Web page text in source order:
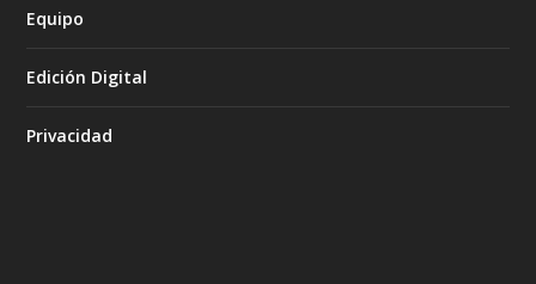
Equipo
Edición Digital
Privacidad